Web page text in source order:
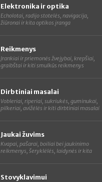
Elektronika ir optika
Echolotai, radijo stotelės, navigacija,
žiūronai ir kita optikos įranga
Reikmenys
Įrankiai ir priemonės žvejybai, krepšiai,
graibštai ir kiti smulkūs reikmenys
Dirbtiniai masalai
Vobleriai, riperiai, sukriukės, guminukai,
pilkeriai, avižėlės ir kiti dirbtiniai masalai
Jaukai žuvims
Kvapai, pašarai, boiliai bei jaukinimo
reikmenys, šeryklėlės, laidynės ir kita
Stovyklavimui